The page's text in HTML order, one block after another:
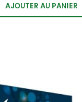
AJOUTER AU PANIER